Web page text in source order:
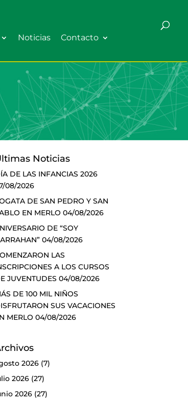
Noticias Contacto
Noticias
DE LAS INFANCIAS 2026
08/2026
DE SAN PEDRO Y SAN
EN MERLO 04/08/2026
DE “SOY
04/08/2026
LAS
A LOS CURSOS
JUVENTUDES 04/08/2026
DE 100 MIL NIÑOS
SUS VACACIONES
MERLO 04/08/2026
2026(7)
2026(27)
2026(27)